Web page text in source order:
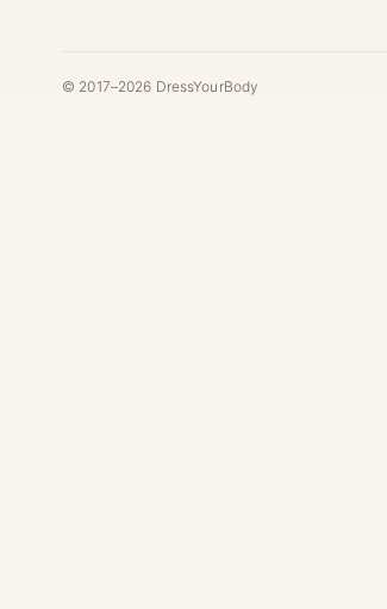
© 2017–2026 DressYourBody